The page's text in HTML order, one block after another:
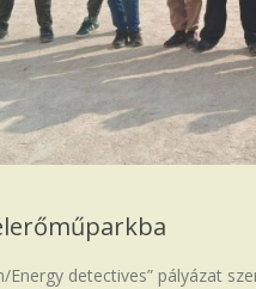
Energy detectives” pályázat